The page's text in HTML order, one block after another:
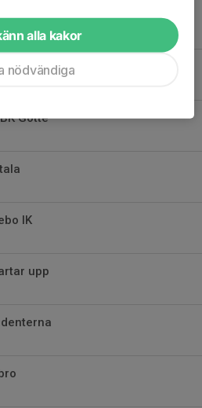
text om säsongen 2023
LSW slogs
Gotte
IK
upp
alla kakor
nödvändiga